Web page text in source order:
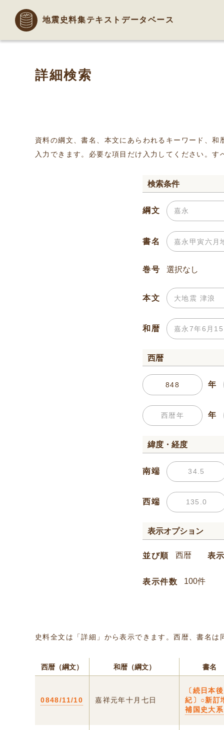
地震史料集テキストデータベース
詳細検索
資料の綱文、書名、本文にあらわれるキーワード、
入力できます。必要な項目だけ入力してください。
検索条件
綱文
書名
巻号
本文
和暦
西暦
年
年
緯度・経度
南端
西端
表示オプション
並び順 表
表示件数
史料全文は「詳細」から表示できます。西暦、書名
西暦（綱文） 和暦（綱文） 書名
0848/11/10 嘉祥元年十月七日
〔続日本後
紀〕○新訂
補国史大系